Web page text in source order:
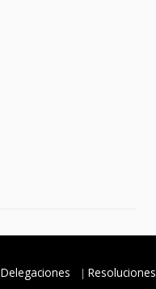
Delegaciones Resoluciones